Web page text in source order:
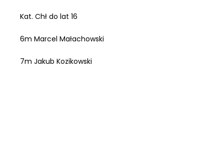
Kat. Chł do lat 16
6m Marcel Małachowski
7m Jakub Kozikowski